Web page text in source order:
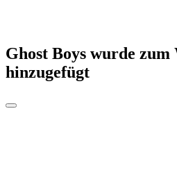
Ghost Boys wurde zum
hinzugefügt